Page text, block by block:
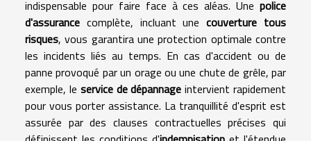
indispensable pour faire face à ces aléas. Une police
d'assurance complète, incluant unecouverture tous
risques, vous garantira une protection optimale contre
les incidents liés au temps. En cas d'accident ou de
panne provoqué par un orage ou une chute de grêle, par
exemple, le service de dépannage intervient rapidement
pour vous porter assistance. La tranquillité d'esprit est
assurée par des clauses contractuelles précises qui